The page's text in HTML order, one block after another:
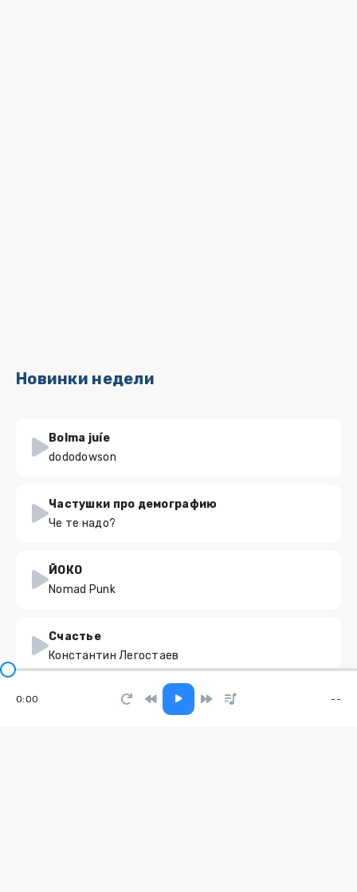
Новинки недели
Bolma juíe
dododowson
Частушки про демографию
Че те надо?
ЙОКО
Nomad Punk
Счастье
Константин Легостаев
0:00 --